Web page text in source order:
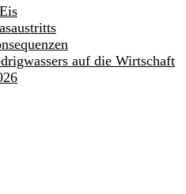
auf die Wirtschaft